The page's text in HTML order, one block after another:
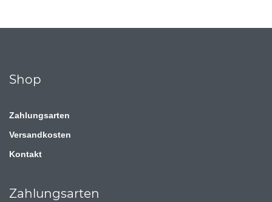
Shop
Zahlungsarten
Versandkosten
Kontakt
Zahlungsarten